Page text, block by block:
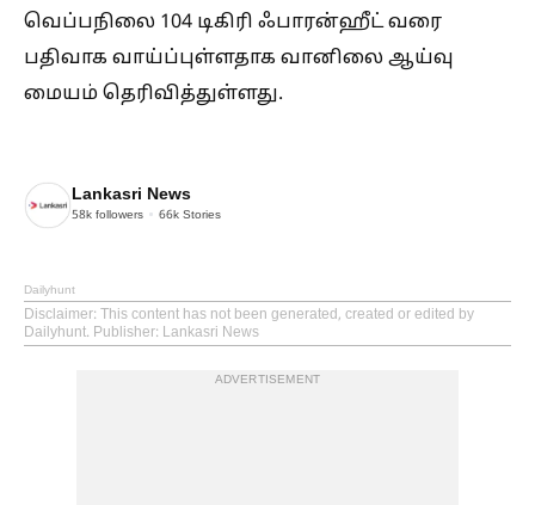
வெப்பநிலை 104 டிகிரி ஃபாரன்ஹீட் வரை
பதிவாக வாய்ப்புள்ளதாக வானிலை ஆய்வு
மையம் தெரிவித்துள்ளது.
Lankasri News
58k followers 66k Stories
Dailyhunt
Disclaimer: This content has not been generated, created or edited by
Dailyhunt. Publisher: Lankasri News
ADVERTISEMENT